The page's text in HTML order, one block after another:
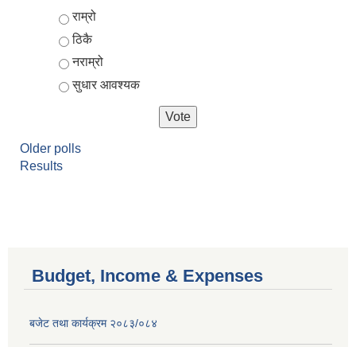
Choices
राम्रो
ठिकै
नराम्रो
सुधार आवश्यक
Older polls
Results
Budget, Income & Expenses
बजेट तथा कार्यक्रम २०८३/०८४